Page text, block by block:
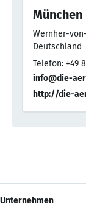
München
Wernher-
Deutschland
Telefon: +49
info@die-
http://die-
Unternehmen